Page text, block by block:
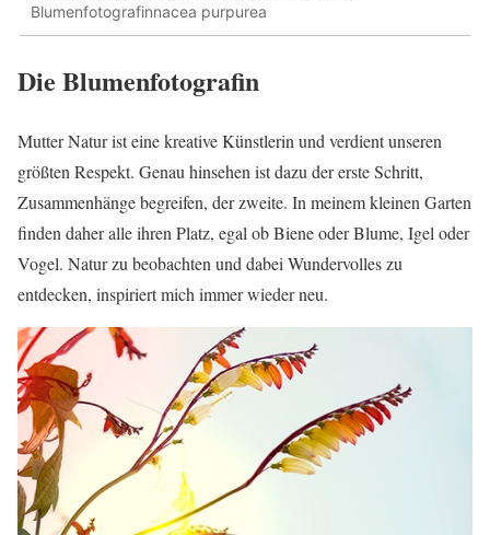
Blumenfotografinnacea purpurea
Die Blumenfotografin
Mutter Natur ist eine kreative Künstlerin und verdient unseren
größten Respekt. Genau hinsehen ist dazu der erste Schritt,
Zusammenhänge begreifen, der zweite. In meinem kleinen Garten
finden daher alle ihren Platz, egal ob Biene oder Blume, Igel oder
Vogel. Natur zu beobachten und dabei Wundervolles zu
entdecken, inspiriert mich immer wieder neu.